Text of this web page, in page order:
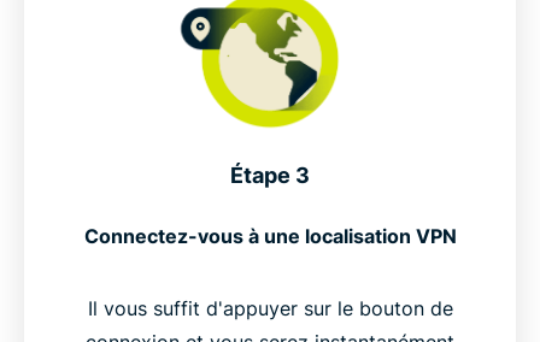
Étape 3
Connectez-vous à une localisation VPN
Il vous suffit d'appuyer sur le bouton de